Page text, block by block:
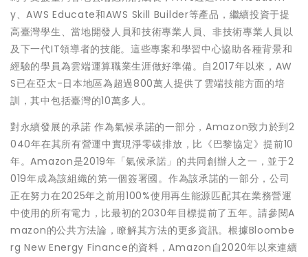
y、AWS Educate和AWS Skill Builder等產品，繼續投資于提
高臺灣學生、當地開發人員和技術專業人員、非技術專業人員以
及下一代IT領導者的技能。這些專案和學習中心協助各種背景和
經驗的學員為雲端運算職業生涯做好準備。自2017年以來，AW
S已在亞太-日本地區為超過800萬人提供了雲端技能方面的培
訓，其中包括臺灣的10萬多人。
對永續發展的承諾 作為氣候承諾的一部分，Amazon致力於到2
040年在其所有營運中實現淨零碳排放，比《巴黎協定》提前10
年。Amazon是2019年「氣候承諾」的共同創辦人之一，並于2
019年成為該組織的第一個簽署國。作為該承諾的一部分，公司
正在努力在2025年之前用100%使用再生能源匹配其在業務營運
中使用的所有電力，比最初的2030年目標提前了五年。請參閱A
mazon的公共方法論，瞭解其方法的更多資訊。根據Bloombe
rg New Energy Finance的資料，Amazon自2020年以來連續